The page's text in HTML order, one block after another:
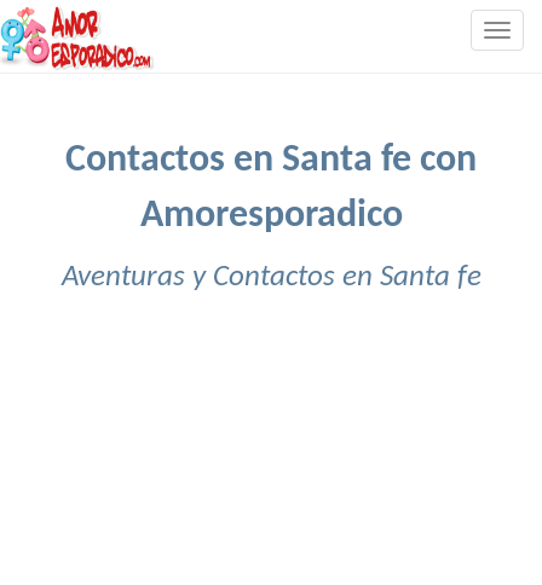
Contactos en Santa fe con
Amoresporadico
Aventuras y Contactos en Santa fe